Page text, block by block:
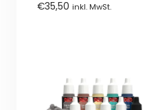
0
von
€35,50 inkl. MwSt.